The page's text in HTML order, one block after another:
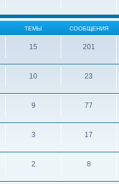
ТЕМЫ СООБЩЕНИЯ
15 201
10 23
9 77
3 17
2 8